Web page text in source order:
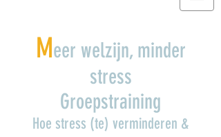
Meer welzijn, minder
stress
Groepstraining
Hoe stress (te) verminderen &